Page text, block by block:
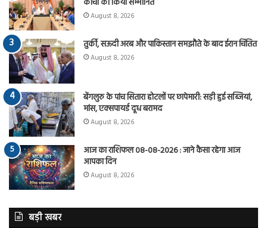
August 8, 2026
तुर्की, सऊदी अरब और पाकिस्तान समझौते के बाद ईरान चिंतित
August 8, 2026
बेंगलुरु के पांच सितारा होटलों पर छापेमारी: सड़ी हुई सब्जियां,
मांस, एक्सपायर्ड दूध बरामद
August 8, 2026
आज का राशिफल 08-08-2026 : जाने कैसा रहेगा आज
आपका दिन
August 8, 2026
बड़ी खबर